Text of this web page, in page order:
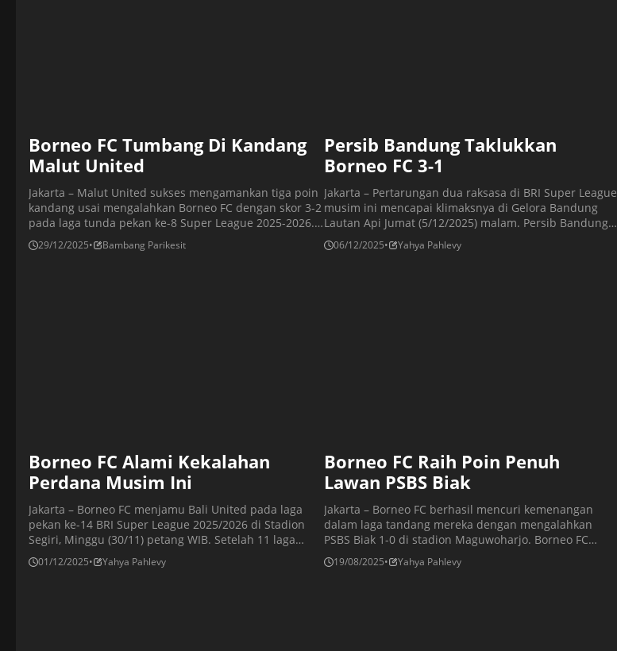
Borneo FC Tumbang Di Kandang
Malut United
Jakarta – Malut United sukses mengamankan tiga poin
kandang usai mengalahkan Borneo FC dengan skor 3-2
pada laga tunda pekan ke-8 Super League 2025-2026.
Pertandingan Malut United vs Borneo FC digelar di
Stadion Gelora Kie Raha, Ternate pada Minggu
29/12/2025• Bambang Parikesit
Persib Bandung Taklukkan
Borneo FC 3-1
Jakarta – Pertarungan dua raksasa di BRI Super League
musim ini mencapai klimaksnya di Gelora Bandung
Lautan Api Jumat (5/12/2025) malam. Persib Bandung
berhasil membalikkan keadaan secara dramatis di
babak kedua, menundukkan pemuncak klasemen
06/12/2025• Yahya Pahlevy
Borneo FC Alami Kekalahan
Perdana Musim Ini
Jakarta – Borneo FC menjamu Bali United pada laga
pekan ke-14 BRI Super League 2025/2026 di Stadion
Segiri, Minggu (30/11) petang WIB. Setelah 11 laga
selalu menang, Borneo FC akhirnya kehilangan poin.
Pesut Etam kalah dengan skor 0-1 dari Bali United di
01/12/2025• Yahya Pahlevy
Borneo FC Raih Poin Penuh
Lawan PSBS Biak
Jakarta – Borneo FC berhasil mencuri kemenangan
dalam laga tandang mereka dengan mengalahkan
PSBS Biak 1-0 di stadion Maguwoharjo. Borneo FC
menunjukkan dominasi mereka sejak menit awal.
Secara total, ada 13 shots yang mereka lepaskan.
19/08/2025• Yahya Pahlevy